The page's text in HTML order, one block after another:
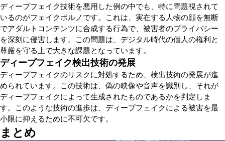
ディープフェイク技術を悪用した例の中でも、特に問題視されて
いるのがフェイクポルノです。これは、実在する人物の顔を無断
でアダルトコンテンツに合成する行為で、被害者のプライバシー
を深刻に侵害します。この問題は、デジタル時代の個人の権利と
尊厳を守る上で大きな課題となっています。
ディープフェイク検出技術の発展
ディープフェイクのリスクに対処するため、検出技術の発展が進
められています。この技術は、偽の映像や音声を識別し、それが
ディープフェイクによって生成されたものであるかを判定しま
す。このような技術の進歩は、ディープフェイクによる被害を最
小限に抑えるために不可欠です。
まとめ